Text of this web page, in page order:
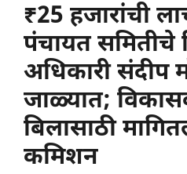
₹25 हजारांची
पंचायत समितीचे
अधिकारी संदीप
जाळ्यात;
बिलासाठी
कमिशन